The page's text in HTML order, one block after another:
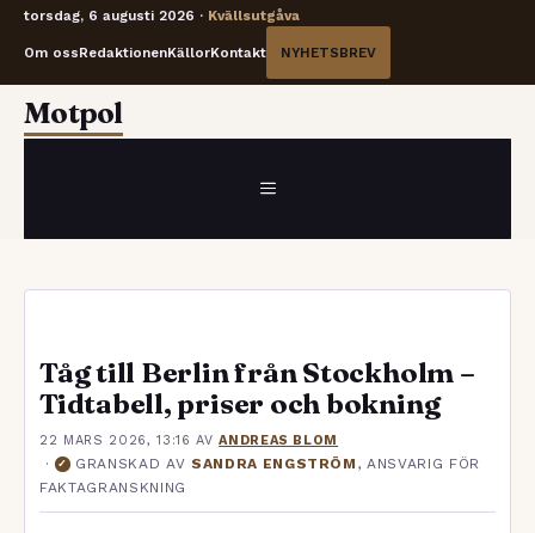
torsdag, 6 augusti 2026 · Kvällsutgåva
Om ossRedaktionenKällorKontakt NYHETSBREV
HoppaMotpol
MENY
Tåg till Berlin från Stockholm –
Tidtabell, priser och bokning
22 MARS 2026, 13:16 AVANDREAS BLOM
· ✓ GRANSKAD AV SANDRA ENGSTRÖM , ANSVARIG FÖR
FAKTAGRANSKNING